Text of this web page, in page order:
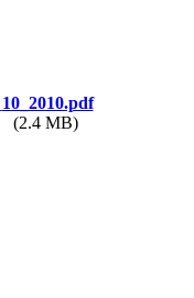
10_2010.pdf
(2.4 MB)